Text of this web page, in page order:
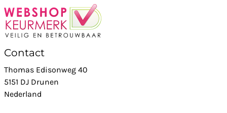
Contact
Thomas Edisonweg 40
5151 DJ Drunen
Nederland